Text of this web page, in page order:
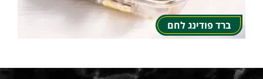
ברד פודינג לחם